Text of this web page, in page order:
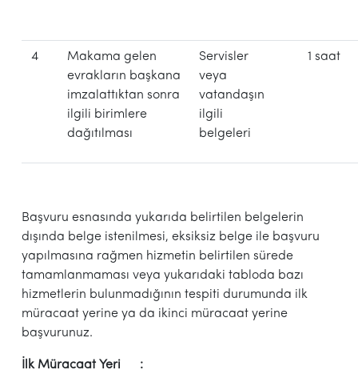
4
Makama gelen
evrakların başkana
imzalattıktan sonra
ilgili birimlere
dağıtılması
Servisler
veya
vatandaşın
ilgili
belgeleri
1 saat
Başvuru esnasında yukarıda belirtilen belgelerin
dışında belge istenilmesi, eksiksiz belge ile başvuru
yapılmasına rağmen hizmetin belirtilen sürede
tamamlanmaması veya yukarıdaki tabloda bazı
hizmetlerin bulunmadığının tespiti durumunda ilk
müracaat yerine ya da ikinci müracaat yerine
başvurunuz.
İlk Müracaat Yeri :